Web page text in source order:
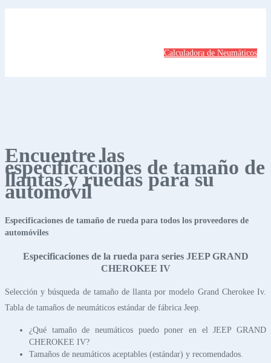
Calculadora de Neumáticos
Encuentre las
especificaciones de tamaño de
llantas y ruedas para su
automóvil
Especificaciones de tamaño de rueda para todos los proveedores de
automóviles
Especificaciones de la rueda para series JEEP GRAND
CHEROKEE IV
Selección y búsqueda de tamaño de llanta por modelo Grand Cherokee Iv.
Tabla de tamaños de neumáticos estándar de fábrica Jeep.
¿Qué tamaño de neumáticos puedo poner en el JEEP GRAND
CHEROKEE IV?
Tamaños de neumáticos aceptables (estándar) y recomendados.